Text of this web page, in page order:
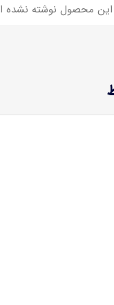
این محصول نوشته